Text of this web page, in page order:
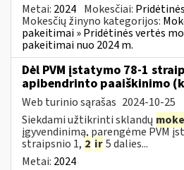
Metai: 2024 Mokesčiai:
Mokesčių žinyno kategorijos:
pakeitimai » Pridėtinės vertės
pakeitimai nuo 2024 m.
Dėl PVM įstatymo 78-1
apibendrinto paaiškinimo
Web turinio sąrašas 2024-10-25
Siekdami užtikrinti sklandų
įgyvendinimą, parengėme PVM
straipsnio 1, 2 ir5 dalies...
Metai: 2024